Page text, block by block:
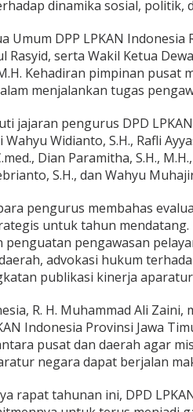
dinamika sosial, politik,
Umum DPP LPKAN Indonesia
Rasyid, serta Wakil Ketua
Kehadiran pimpinan pusat
menjalankan tugas
jajaran pengurus DPD
Widianto, S.H., Rafli
Dian Paramitha, S.H.,
S.H., dan Wahyu
pengurus membahas
untuk tahun
penguatan pengawasan
advokasi hukum
publikasi kinerja
R. H. Muhammad Ali
Indonesia Provinsi Jawa
pusat dan daerah agar
negara dapat berjalan
rapat tahunan ini, DPD